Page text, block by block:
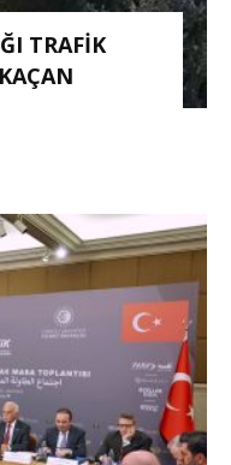
TRAFİK